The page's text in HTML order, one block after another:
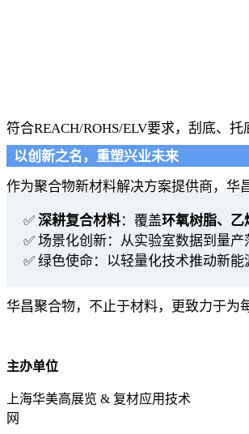
符合REACH/ROHS/ELV要求，刮底、
以创新之名，重塑兴业未来
作为聚合物新材料解决方案提供商，华
✅ 深耕复合材料：覆盖环氧树脂、乙
✅ 场景化创新：从实验室数据到量产
✅ 绿色使命：以轻量化技术推动新能
华昌聚合物，不止于材料，更致力于为
主办单位
上海华美高展览 & 复材应用技术
网